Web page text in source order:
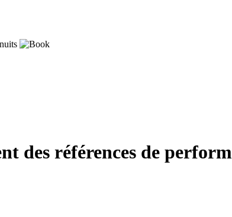
nuits
des références de